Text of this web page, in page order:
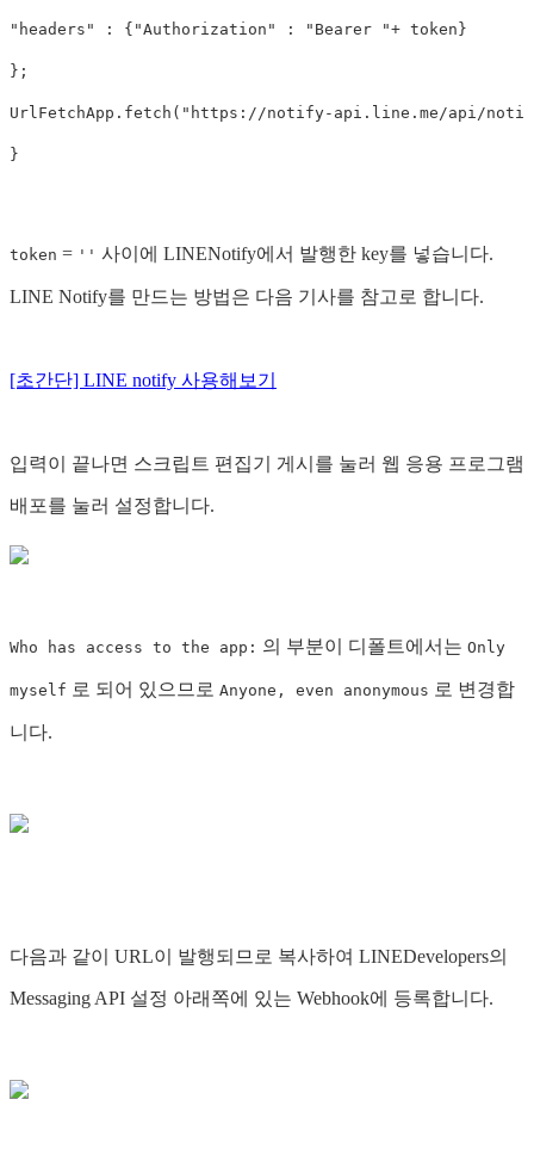
" headers " : { "Authorization " : " Bearer "+ token }
};
UrlFetchApp . fetch ( " https://notify-api.line.me/api/
}
token = '' 사이에 LINENotify에서 발행한 key를 넣습니다.
LINE Notify를 만드는 방법은 다음 기사를 참고로 합니다.
[초간단] LINE notify 사용해보기
입력이 끝나면 스크립트 편집기 게시를 눌러 웹 응용 프로그램
배포를 눌러 설정합니다.
Who has access to the app: 의 부분이 디폴트에서는 Only
myself 로 되어 있으므로 Anyone, even anonymous 로 변경합
니다.
다음과 같이 URL이 발행되므로 복사하여 LINEDevelopers의
Messaging API 설정 아래쪽에 있는 Webhook에 등록합니다.